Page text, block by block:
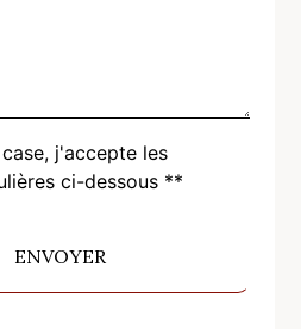
j'accepte les
ci-dessous **
ENVOYER